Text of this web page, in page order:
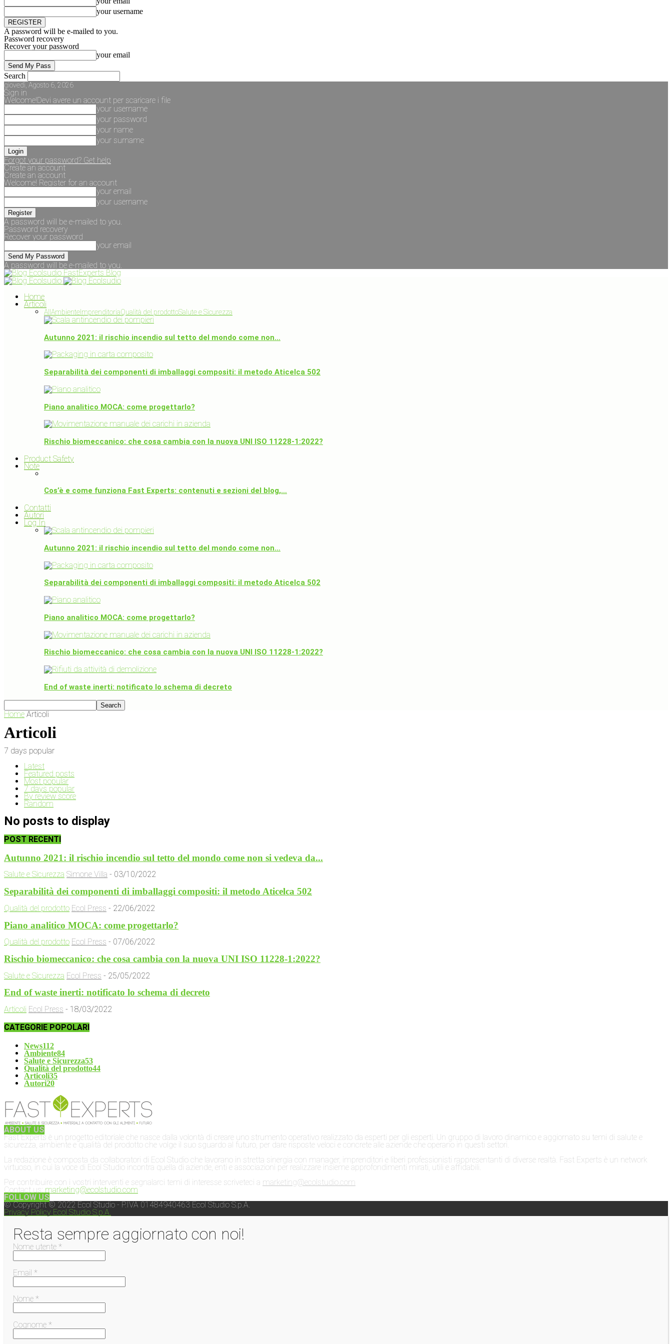
your username
A password will be e-mailed to you.
Password recovery
Recover your password
your email
Search
giovedì, Agosto 6, 2026
Sign in
Welcome!Devi avere un account per scaricare i file
your username
your password
your name
your surname
Forgot your password? Get help
Create an account
Create an account
Welcome! Register for an account
your email
your username
A password will be e-mailed to you.
Password recovery
Recover your password
your email
A password will be e-mailed to you.
FastExperts Blog
Home
Articoli
All Ambiente ImprenditoriaQualità del prodottoSalute e Sicurezza
Autunno 2021: il rischio incendio sul tetto del mondo come non…
Separabilità dei componenti di imballaggi compositi: il metodo Aticelca 502
Piano analitico MOCA: come progettarlo?
Rischio biomeccanico: che cosa cambia con la nuova UNI ISO 11228-1:2022?
Product Safety
Note
Cos’è e come funziona Fast Experts: contenuti e sezioni del blog,…
Contatti
Autori
Log In
Autunno 2021: il rischio incendio sul tetto del mondo come non…
Separabilità dei componenti di imballaggi compositi: il metodo Aticelca 502
Piano analitico MOCA: come progettarlo?
Rischio biomeccanico: che cosa cambia con la nuova UNI ISO 11228-1:2022?
End of waste inerti: notificato lo schema di decreto
Home Articoli
Articoli
7 days popular
Latest
Featured posts
Most popular
7 days popular
By review score
Random
No posts to display
POST RECENTI
Autunno 2021: il rischio incendio sul tetto del mondo come non si vedeva da...
Salute e Sicurezza Simone Villa - 03/10/2022
Separabilità dei componenti di imballaggi compositi: il metodo Aticelca 502
Qualità del prodotto Ecol Press - 22/06/2022
Piano analitico MOCA: come progettarlo?
Qualità del prodotto Ecol Press - 07/06/2022
Rischio biomeccanico: che cosa cambia con la nuova UNI ISO 11228-1:2022?
Salute e Sicurezza Ecol Press - 25/05/2022
End of waste inerti: notificato lo schema di decreto
Articoli Ecol Press - 18/03/2022
CATEGORIE POPOLARI
News112
Ambiente84
Salute e Sicurezza53
Qualità del prodotto44
Articoli35
Autori20
ABOUT US
Fast Experts è un progetto editoriale che nasce dalla volontà di creare uno strumento operativo realizzato da esperti per gli esperti. Un gruppo di lavoro dinamico e aggiornato su temi di salute e
sicurezza, ambiente e qualità del prodotto che volge il suo sguardo al futuro, per dare risposte veloci e concrete alle aziende che operano in questi settori.
La redazione è composta da collaboratori di Ecol Studio che lavorano in stretta sinergia con manager, imprenditori e liberi professionisti rappresentanti di diverse realtà. Fast Experts è un network
virtuoso, in cui la voce di Ecol Studio incontra quella di aziende, enti e associazioni per realizzare insieme approfondimenti mirati, utili e affidabili.
Per contribuire con i vostri interventi e segnalarci temi di interesse scriveteci a marketing@ecolstudio.com
Contact us: marketing@ecolstudio.com
FOLLOW US
© Copyright © 2022 Ecol Studio - P.IVA 01484940463 Ecol Studio S.p.A.
Privacy Policy Ecol Studio S.p.A.
Resta sempre aggiornato con noi!
Nome utente *
Email *
Nome *
Cognome *